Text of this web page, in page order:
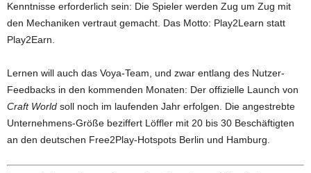
Kenntnisse erforderlich sein: Die Spieler werden Zug um Zug mit
den Mechaniken vertraut gemacht. Das Motto: Play2Learn statt
Play2Earn.
Lernen will auch das Voya-Team, und zwar entlang des Nutzer-
Feedbacks in den kommenden Monaten: Der offizielle Launch von
Craft World soll noch im laufenden Jahr erfolgen. Die angestrebte
Unternehmens-Größe beziffert Löffler mit 20 bis 30 Beschäftigten
an den deutschen Free2Play-Hotspots Berlin und Hamburg.